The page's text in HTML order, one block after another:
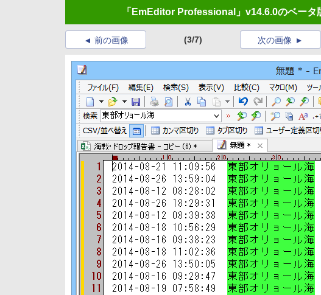
「EmEditor Professional」v14.6.0のベー
前の画像 (3/7) 次の画像